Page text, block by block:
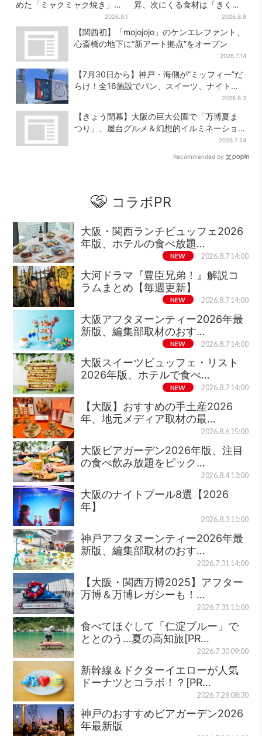
めた「ミャクミャク焼き」初
グッズ化！大阪・梅田だけの
新商品が登場
2026.8.1
昇、次にくる食材は「きくら
げ」？ お菓子もヒット、購入
者9割超が女性
2026.8.8
【関西初】「mojojojo」のケンエレファント、
心斎橋の地下に“新アート拠点”をオープン
2026.7.14
【7月30日から】神戸・海側が“ミッフィー”だ
らけ！全16施設でパン、スイーツ、ナイトマ
2026.8.3
【きょう開幕】大阪の巨大公園で「万博夏ま
つり」、屋台グルメ＆幻想的イルミネーショ
2026.7.24
Recommended by
コラボPR
大阪・関西ランチビュッフェ2026
年版、ホテルの食べ放題…
NEW 2026.8.7 14:00
大河ドラマ『豊臣兄弟！』解説コ
ラムまとめ【毎週更新】
NEW 2026.8.7 14:00
大阪アフタヌーンティー2026年最
新版、編集部取材のおす…
NEW 2026.8.7 14:00
大阪スイーツビュッフェ・リスト
2026年版、ホテルで食べ…
NEW 2026.8.7 14:00
【大阪】おすすめの手土産2026
年、地元メディア取材の最…
2026.8.6 15:00
大阪ビアガーデン2026年版、注目
の食べ飲み放題をピック…
2026.8.4 13:00
大阪のナイトプール8選【2026
年】
2026.8.3 11:00
神戸アフタヌーンティー2026年最
新版、編集部取材のおす…
2026.7.31 14:00
【大阪・関西万博2025】アフター
万博＆万博レガシーも！…
2026.7.31 11:00
食べてほぐして「仁淀ブルー」で
ととのう…夏の高知旅[PR…
2026.7.30 09:00
新幹線＆ドクターイエローが人気
ドーナツとコラボ！？[PR…
2026.7.28 08:30
神戸のおすすめビアガーデン2026
年最新版